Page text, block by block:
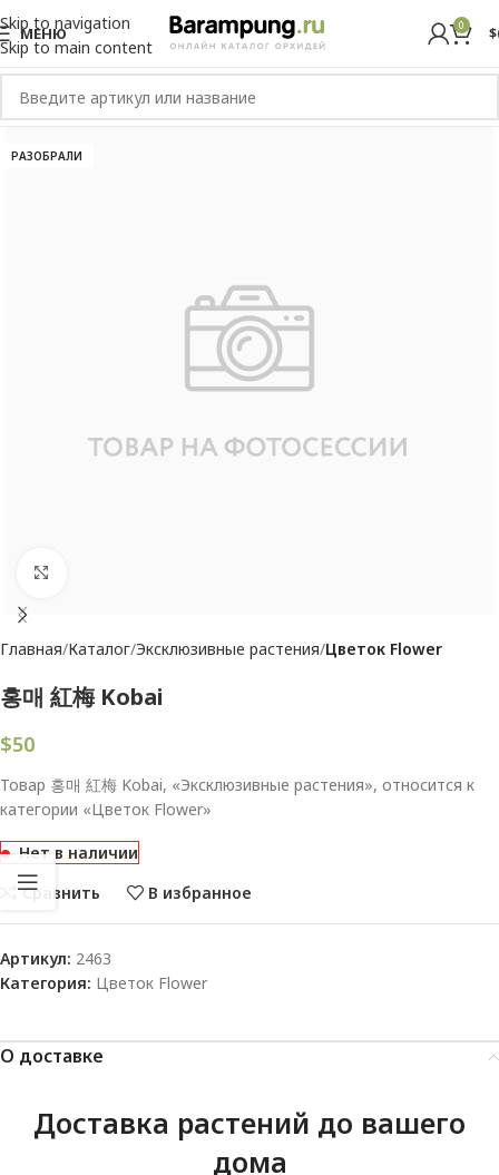
Skip to navigation
Skip to main content
МЕНЮ 0 $
РАЗОБРАЛИ
Главная Каталог Эксклюзивные растения Цветок Flower
홍매 紅梅 Kobai
$50
Товар 홍매 紅梅 Kobai, «Эксклюзивные растения», относится к
категории «Цветок Flower»
Нет в наличии
Сравнить
В избранное
Артикул: 2463
Категория: Цветок Flower
О доставке
Доставка растений до вашего
дома